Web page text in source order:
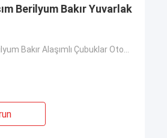
Berilyum Bakır Yuvarlak